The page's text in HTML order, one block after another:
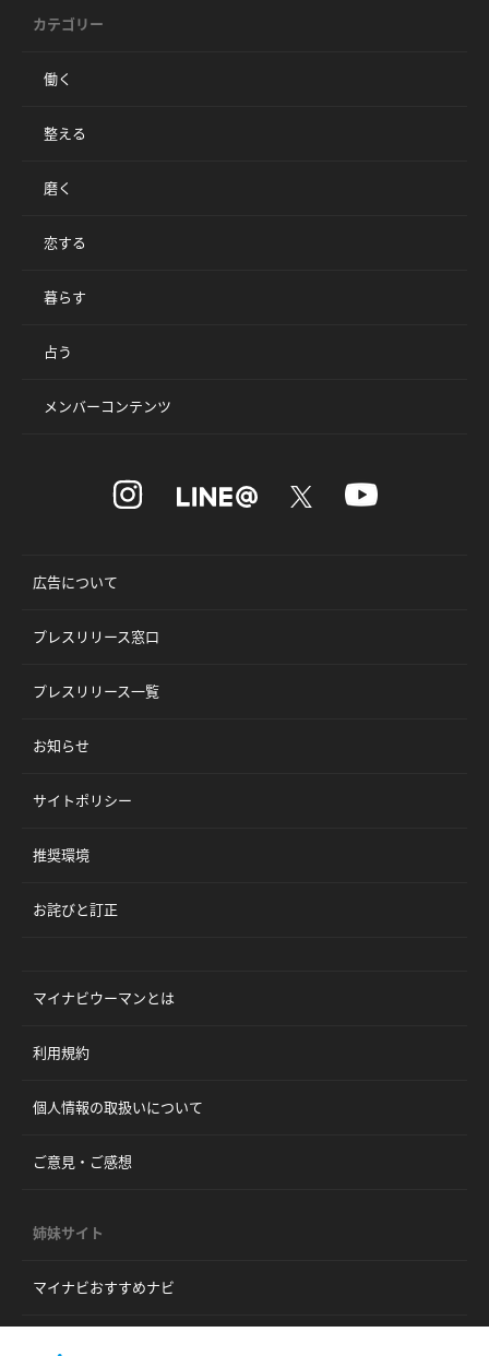
カテゴリー
働く
整える
磨く
恋する
暮らす
占う
メンバーコンテンツ
広告について
プレスリリース窓口
プレスリリース一覧
お知らせ
サイトポリシー
推奨環境
お詫びと訂正
マイナビウーマンとは
利用規約
個人情報の取扱いについて
ご意見・ご感想
姉妹サイト
マイナビおすすめナビ